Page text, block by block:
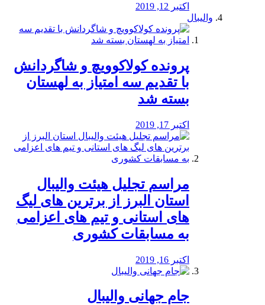
اکتبر 12, 2019
والیبال
پرونده کولاکوویچ و شاگردانش
با تقدیم سه امتیاز به لهستان
بسته شد
اکتبر 17, 2019
مراسم تجلیل هیئت والیبال
استان البرز از برترین های لیگ
های استانی و تیم های اعزامی
به مسابقات کشوری
اکتبر 16, 2019
جام جهانی والیبال